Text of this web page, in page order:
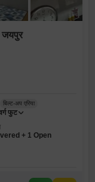
जयपुर
बिल्ट-अप एरिया
फुट
+ 1 Open